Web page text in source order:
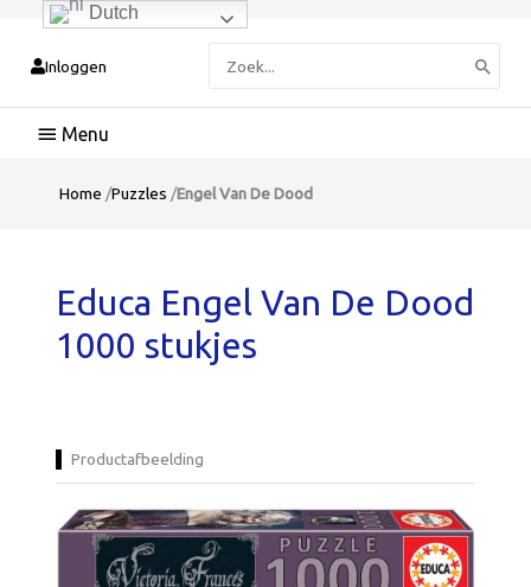
Inloggen
naar:
Hoofdmenu
Home /Puzzles /Engel Van De Dood
Educa Engel Van De Dood
1000 stukjes
Productafbeelding
Dutch